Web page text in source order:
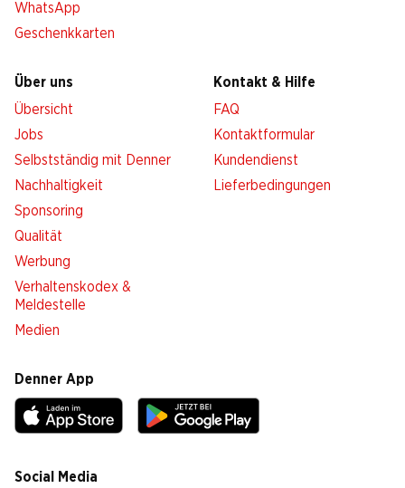
WhatsApp
Geschenkkarten
Über uns
Übersicht
Jobs
Selbstständig mit Denner
Nachhaltigkeit
Sponsoring
Qualität
Werbung
Verhaltenskodex &
Meldestelle
Medien
Kontakt & Hilfe
FAQ
Kontaktformular
Kundendienst
Lieferbedingungen
Denner App
Social Media